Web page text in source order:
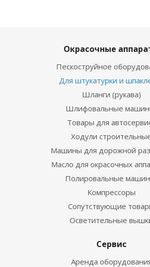
Окрасочные
Пескоструйное
Для штукатурки и
Шланги (рукава)
Шлифовальные
Товары для
Ходули
Машины для дорожной
Масло для окрасочных
Полировальные
Компрессоры
Сопутствующие
Осветительные
Сервис
Аренда